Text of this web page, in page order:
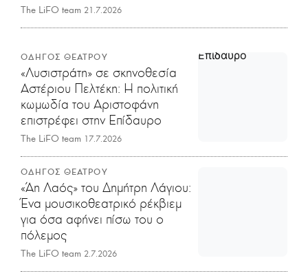
The LiFO team 21.7.2026
ΟΔΗΓΟΣ ΘΕΑΤΡΟΥ
«Λυσιστράτη» σε σκηνοθεσία
Αστέριου Πελτέκη: Η πολιτική
κωμωδία του Αριστοφάνη
επιστρέφει στην Επίδαυρο
The LiFO team 17.7.2026
ΟΔΗΓΟΣ ΘΕΑΤΡΟΥ
«Άη Λαός» του Δημήτρη Λάγιου:
Ένα μουσικοθεατρικό ρέκβιεμ
για όσα αφήνει πίσω του ο
πόλεμος
The LiFO team 2.7.2026